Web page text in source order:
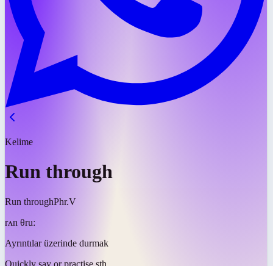
Kelime
Run through
Run throughPhr.V
rʌn θruː
Ayrıntılar üzerinde durmak
Quickly say or practise sth